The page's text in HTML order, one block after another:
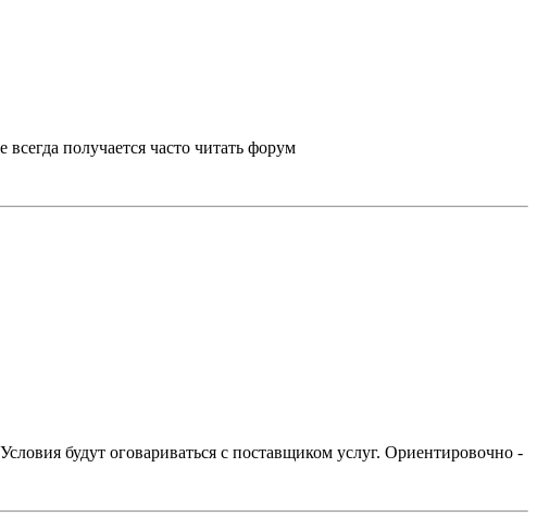
получается часто читать форум
будут оговариваться с поставщиком услуг. Ориентировочно -